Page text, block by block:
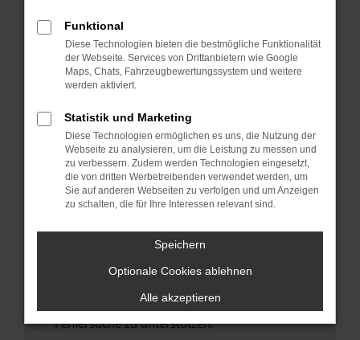
Fenster?
Starte dein Gerät neu.
Das kann manchmal helfen, vorübergehende
Probleme zu beheben.
Betriebssystem auf dem neuesten Stand
sind.
Veraltete Software birgt nicht nur ein
Sicherheitsrisiko, sondern kann auch dazu
führen, dass bestimmte Funktionen nicht mehr
unterstützt werden.
Wende dich an den Webseitenbetreiber.
Wenn du alle oben genannten Schritte versucht
hast, kontaktiere uns bitte. Wir werden
uns diesen Text schicken, um uns bei der
Fehlersuche zu unterstützen:
Funktional
Diese Technologien bieten die bestmögliche Funktionalität
der Webseite. Services von Drittanbietern wie Google
Maps, Chats, Fahrzeugbewertungssystem und weitere
werden aktiviert.
Statistik und Marketing
Diese Technologien ermöglichen es uns, die Nutzung der
Webseite zu analysieren, um die Leistung zu messen und
zu verbessern. Zudem werden Technologien eingesetzt,
die von dritten Werbetreibenden verwendet werden, um
Sie auf anderen Webseiten zu verfolgen und um Anzeigen
zu schalten, die für Ihre Interessen relevant sind.
Speichern
Optionale Cookies ablehnen
Alle akzeptieren